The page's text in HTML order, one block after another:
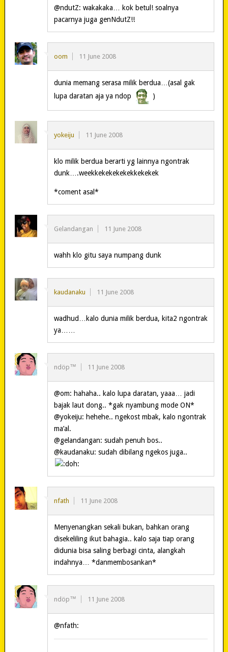
@ndutZ: wakakaka… kok betul! soalnya
pacarnya juga genNdutZ!!
oom 11 June 2008
dunia memang serasa milik berdua…(asal gak
lupa daratan aja ya ndop
)
yokeiju 11 June 2008
klo milik berdua berarti yg lainnya ngontrak
dunk….weekkekekekekekkekekek
*coment asal*
Gelandangan 11 June 2008
wahh klo gitu saya numpang dunk
kaudanaku 11 June 2008
wadhud…kalo dunia milik berdua, kita2 ngontrak
ya……
ndöp™ 11 June 2008
@om: hahaha.. kalo lupa daratan, yaaa… jadi
bajak laut dong.. *gak nyambung mode ON*
@yokeiju: hehehe.. ngekost mbak, kalo ngontrak
ma’al.
@gelandangan: sudah penuh bos..
@kaudanaku: sudah dibilang ngekos juga..
nfath 11 June 2008
Menyenangkan sekali bukan, bahkan orang
disekeliling ikut bahagia.. kalo saja tiap orang
didunia bisa saling berbagi cinta, alangkah
indahnya… *danmembosankan*
ndöp™ 11 June 2008
@nfath: